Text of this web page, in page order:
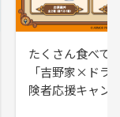
たくさん食べて
「吉野家×ドラ
険者応援キャン